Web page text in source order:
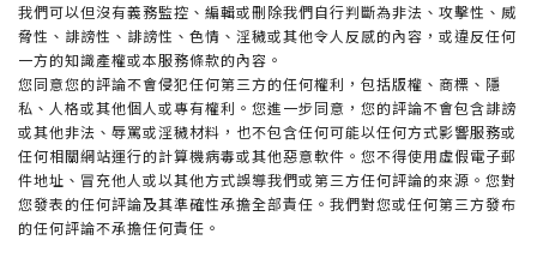
我們可以但沒有義務監控、編輯或刪除我們自行判斷為非法、攻擊性、威
脅性、誹謗性、誹謗性、色情、淫穢或其他令人反感的內容，或違反任何
一方的知識產權或本服務條款的內容。
您同意您的評論不會侵犯任何第三方的任何權利，包括版權、商標、隱
私、人格或其他個人或專有權利。您進一步同意，您的評論不會包含誹謗
或其他非法、辱罵或淫穢材料，也不包含任何可能以任何方式影響服務或
任何相關網站運行的計算機病毒或其他惡意軟件。您不得使用虛假電子郵
件地址、冒充他人或以其他方式誤導我們或第三方任何評論的來源。您對
您發表的任何評論及其準確性承擔全部責任。我們對您或任何第三方發布
的任何評論不承擔任何責任。